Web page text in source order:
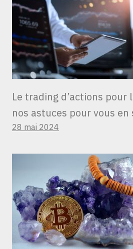
Le trading d’actions pour
nos astuces pour vous
28 mai 2024